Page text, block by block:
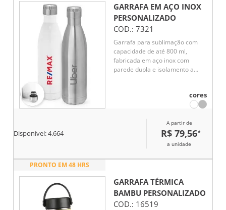
GARRAFA EM AÇO INOX
PERSONALIZADO
COD.: 7321
Garrafa para sublimação com
capacidade de até 800 ml,
fabricada em aço inox com
parede dupla e isolamento a
temperatura por mais tempo.
cores
Disponível:4.664
A partir de
R$ 79,56*
a unidade
PRONTO EM 48 HRS
GARRAFA TÉRMICA
BAMBU PERSONALIZADO
COD.: 16519